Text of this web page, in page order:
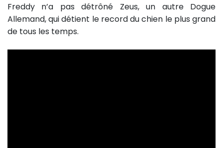
Freddy n’a pas détrôné Zeus, un autre Dogue
Allemand, qui détient le record du chien le plus grand
de tous les temps.